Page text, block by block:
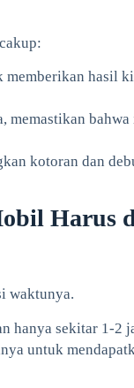
memberikan hasil
memastikan
kotoran dan
Harus
waktunya.
hanya sekitar 1-2
untuk